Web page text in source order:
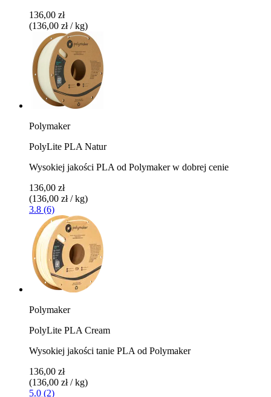
136,00 zł
(136,00 zł / kg)
Polymaker
PolyLite PLA Natur
Wysokiej jakości PLA od Polymaker w dobrej cenie
136,00 zł
(136,00 zł / kg)
3.8 (6)
Polymaker
PolyLite PLA Cream
Wysokiej jakości tanie PLA od Polymaker
136,00 zł
(136,00 zł / kg)
5.0 (2)